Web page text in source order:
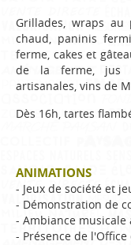
Grillades, wraps au
chaud, paninis
ferme, cakes et
de la ferme, jus
artisanales, vins de
Dès 16h, tartes
ANIMATIONS
- Jeux de société et
- Démonstration de
- Ambiance musicale
- Présence de